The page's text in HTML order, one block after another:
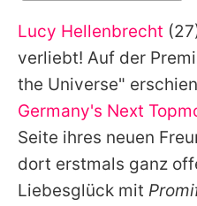
Alle Themen
App
Lucy Hellenbrecht
verliebt! Auf der
the Universe"
Germany's Next
Seite ihres neuen
dort erstmals ganz
Liebesglück mit